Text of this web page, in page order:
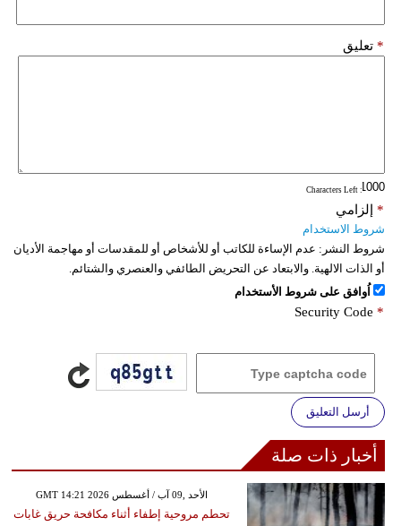
تعليق *
: Characters Left
إلزامي *
شروط الاستخدام
شروط النشر: عدم الإساءة للكاتب أو للأشخاص أو للمقدسات أو مهاجمة الأديان
أو الذات الالهية. والابتعاد عن التحريض الطائفي والعنصري والشتائم.
اُوافق على شروط الأستخدام
Security Code *
أرسل التعليق
أخبار ذات صلة
GMT 14:21 2026 الأحد ,09 آب / أغسطس
تحطم مروحية إطفاء أثناء مكافحة حريق غابات